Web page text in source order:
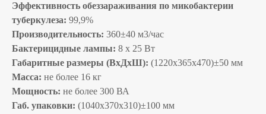
Эффективность обеззараживания по микобактерии
туберкулеза: 99,9%
Производительность: 360±40 м3/час
Бактерицидные лампы: 8 х 25 Вт
Габаритные размеры (ВхДхШ): (1220х365х470)±50 мм
Масса: не более 16 кг
Мощность: не более 300 ВА
Габ. упаковки: (1040х370х310)±100 мм